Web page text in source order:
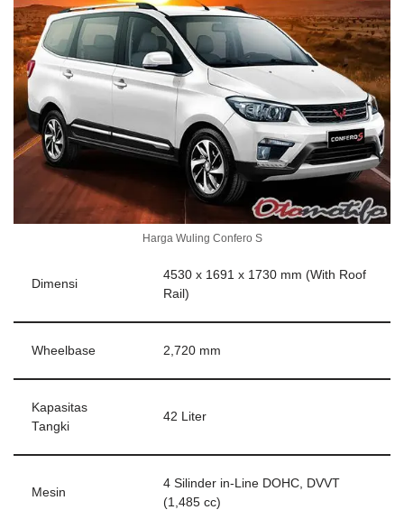
Harga Wuling Confero S
Dimensi
4530 x 1691 x 1730 mm (With Roof
Rail)
Wheelbase 2,720 mm
Kapasitas
Tangki
42 Liter
Mesin
4 Silinder in-Line DOHC, DVVT
(1,485 cc)